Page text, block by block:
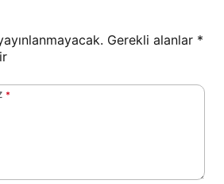
Gerekli alanlar *
*